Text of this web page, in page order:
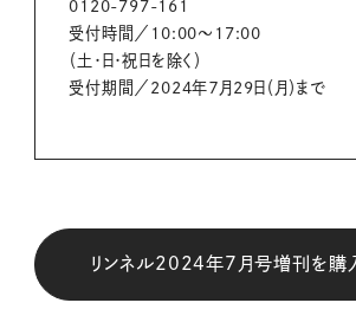
0120-797-161
受付時間／10:00～17:00
（土・日・祝日を除く）
受付期間／2024年７月29日（月）まで
リンネル2024年7月号増刊を購